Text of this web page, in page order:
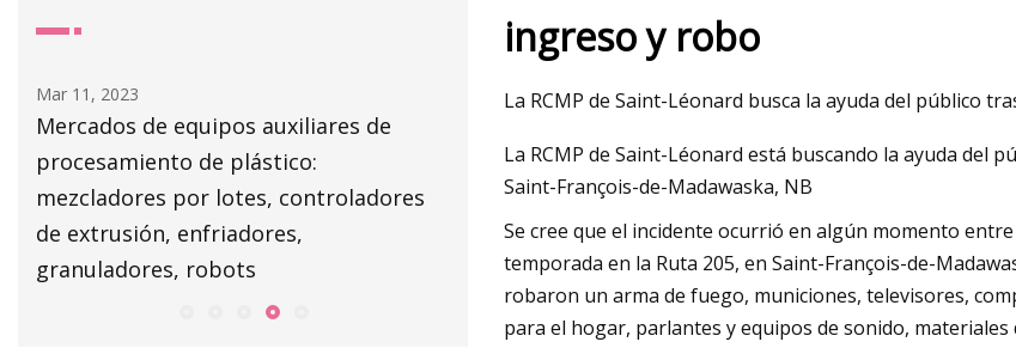
Mar 11, 2023
Mercados de equipos auxiliares de
procesamiento de plástico:
mezcladores por lotes, controladores
de extrusión, enfriadores,
granuladores, robots
Mar 13, 2023 Mar 05, 2023
secado de
ingreso y robo
La RCMP de Saint-Léonard busca la ayuda del público
La RCMP de Saint-Léonard está buscando la ayuda del
Saint-François-de-Madawaska, NB
Se cree que el incidente ocurrió en algún momento
temporada en la Ruta 205, en Saint-François-de-
robaron un arma de fuego, municiones, televisores,
para el hogar, parlantes y equipos de sonido,